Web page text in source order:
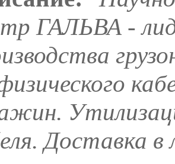
ГАЛЬВА -
Доставка